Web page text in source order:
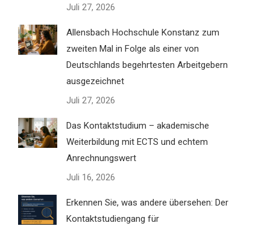
Juli 27, 2026
Allensbach Hochschule Konstanz zum
zweiten Mal in Folge als einer von
Deutschlands begehrtesten Arbeitgebern
ausgezeichnet
Juli 27, 2026
Das Kontaktstudium – akademische
Weiterbildung mit ECTS und echtem
Anrechnungswert
Juli 16, 2026
Erkennen Sie, was andere übersehen: Der
Kontaktstudiengang für